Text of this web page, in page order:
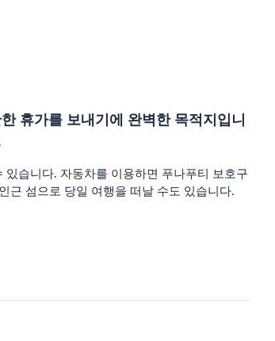
휴가를 보내기에 완벽한 목적지입니
습니다. 자동차를 이용하면 푸나푸티 보호구
근 섬으로 당일 여행을 떠날 수도 있습니다.